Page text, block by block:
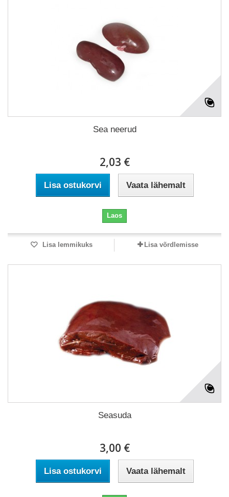
Sea neerud
2,03 €
Lisa ostukorvi Vaata lähemalt
Laos
Lisa lemmikuks Lisa võrdlemisse
Seasuda
3,00 €
Lisa ostukorvi Vaata lähemalt